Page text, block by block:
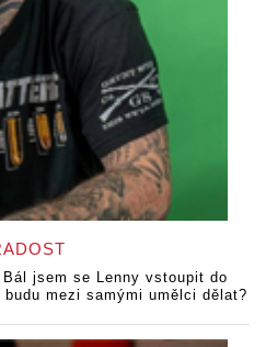
Bál jsem se Lenny vstoupit do
mezi samými umělci dělat?